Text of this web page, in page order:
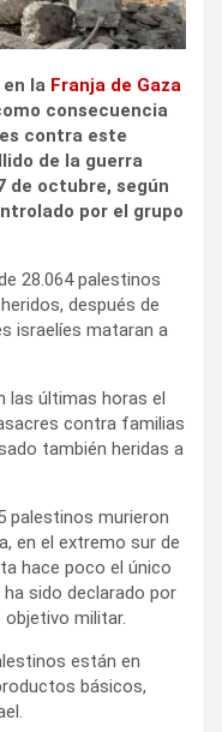
la Franja de Gaza
consecuencia
contra este
de la guerra
de octubre, según
por el grupo
28.064 palestinos
después de
israelíes mataran a
las últimas horas el
contra familias
también heridas a
palestinos murieron
en el extremo sur de
hace poco el único
sido declarado por
militar.
están en
básicos,